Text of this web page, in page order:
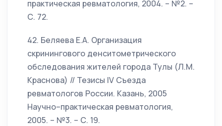
практическая ревматология, 2004. – №2. –
С. 72.
42. Беляева Е.А. Организация
скринингового денситометрического
обследования жителей города Тулы (Л.М.
Краснова) // Тезисы IV Съезда
ревматологов России. Казань, 2005
Научно–практическая ревматология,
2005. – №3. – С. 19.